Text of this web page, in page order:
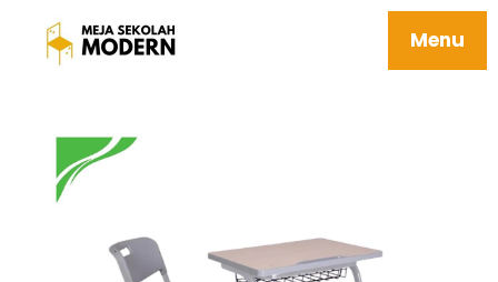
Menu
Meja Belajar Sekolah Berkualitas Tidak
Mudah Rusak 06 Halla